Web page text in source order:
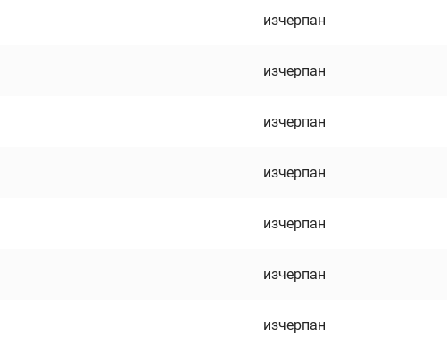
изчерпан
изчерпан
изчерпан
изчерпан
изчерпан
изчерпан
изчерпан